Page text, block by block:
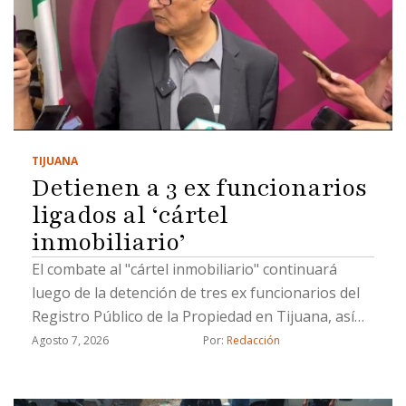
TIJUANA
Detienen a 3 ex funcionarios
ligados al ‘cártel
inmobiliario’
El combate al "cártel inmobiliario" continuará
luego de la detención de tres ex funcionarios del
Registro Público de la Propiedad en Tijuana, así
como un civil, por hacer cambios de propiedad de
Agosto 7, 2026 Por: Redacción